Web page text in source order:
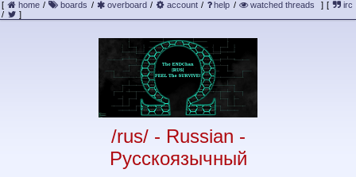
[ home / boards / overboard / account / help / watched threads ] [
irc
/
]
/rus/ - Russian -
Русскоязычный